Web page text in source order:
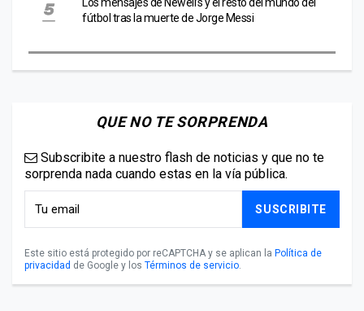
fútbol tras la muerte de Jorge Messi
QUE NO TE SORPRENDA
Subscribite a nuestro flash de noticias y que no te
sorprenda nada cuando estas en la vía pública.
SUSCRIBITE
Este sitio está protegido por reCAPTCHA y se aplican la Política de
privacidad de Google y los Términos de servicio.